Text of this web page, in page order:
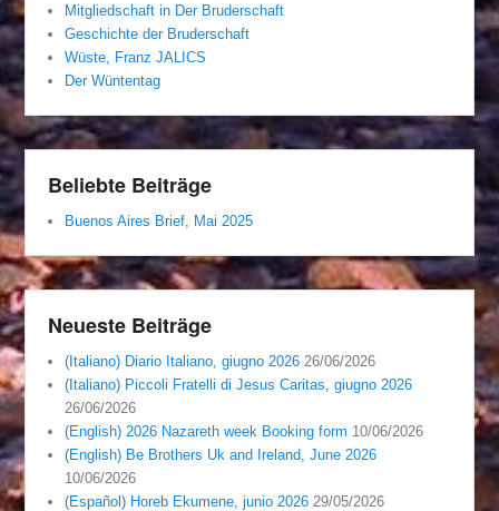
Mitgliedschaft in Der Bruderschaft
Geschichte der Bruderschaft
Wüste, Franz JALICS
Der Wüntentag
Beliebte Beiträge
Buenos Aires Brief, Mai 2025
Neueste Beiträge
(Italiano) Diario Italiano, giugno 2026 26/06/2026
(Italiano) Piccoli Fratelli di Jesus Caritas, giugno 2026
26/06/2026
(English) 2026 Nazareth week Booking form 10/06/2026
(English) Be Brothers Uk and Ireland, June 2026
10/06/2026
(Español) Horeb Ekumene, junio 2026 29/05/2026